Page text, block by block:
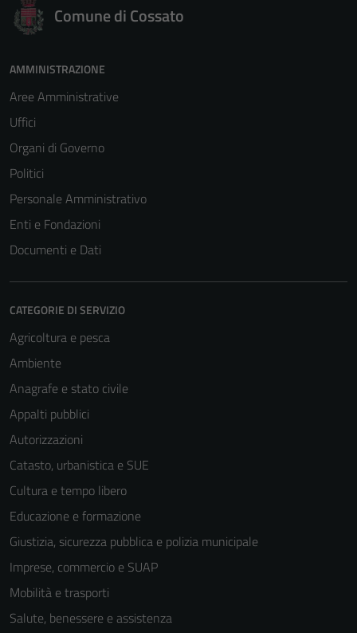
Comune di Cossato
AMMINISTRAZIONE
Aree Amministrative
Uffici
Organi di Governo
Politici
Personale Amministrativo
Enti e Fondazioni
Documenti e Dati
CATEGORIE DI SERVIZIO
Agricoltura e pesca
Ambiente
Anagrafe e stato civile
Appalti pubblici
Autorizzazioni
Catasto, urbanistica e SUE
Cultura e tempo libero
Educazione e formazione
Giustizia, sicurezza pubblica e polizia municipale
Imprese, commercio e SUAP
Mobilità e trasporti
Salute, benessere e assistenza
informazioni